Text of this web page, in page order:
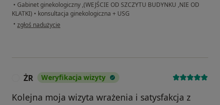
• Gabinet ginekologiczny ,(WEJŚCIE OD SZCZYTU BUDYNKU ,NIE OD
KLATKI) • konsultacja ginekologiczna + USG
• w opinii użytkownika .
zgłoś nadużycie
ŻR Weryfikacja wizyty
Kolejna moja wizyta wrażenia i satysfakcja z